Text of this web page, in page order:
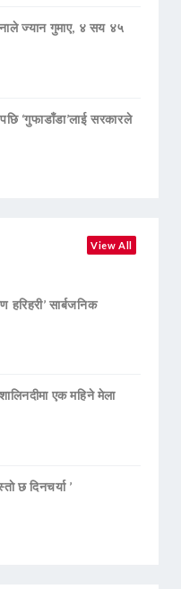
ज्यान गुमाए, ४ सय ४५
‘गुफाडाँडा’लाई सरकारले
View All
हरिहरी’ सार्बजनिक
एक महिने मेला
छ दिनचर्या ’